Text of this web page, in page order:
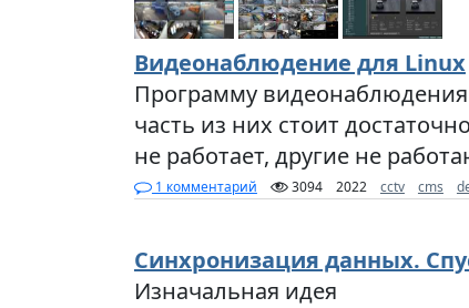
Видеонаблюдение для Linux
Программу
часть из них стоит
не работает, другие не
1 комментарий 3094 2022 cctv cms
Синхронизация данных.
Изначальная идея